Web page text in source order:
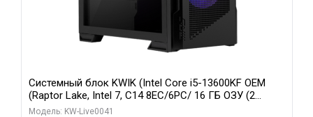
Системный блок KWIK (Intel Core i5-13600KF OEM
(Raptor Lake, Intel 7, C14 8EC/6PC/ 16 ГБ ОЗУ (2
модуля)/ Palit RTX5080 GAMINGPRO OC 16GB GDDR7
Модель: KW-Live0041